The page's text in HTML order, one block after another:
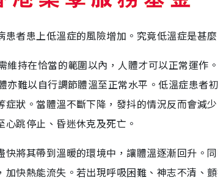
者患上低溫症的風險增加。究竟低溫症是甚麼
維持在恰當的範圍以內，人體才可以正常運作
難以自行調節體溫至正常水平。低溫症患者
狀。當體溫不斷下降，發抖的情況反而會減
跳停止、昏迷休克及死亡。
將其帶到溫暖的環境中，讓體溫逐漸回升。
快熱能流失。若出現呼吸困難、神志不清、